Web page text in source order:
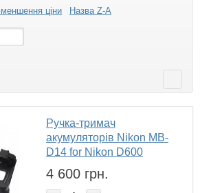
ціни Назва Z-A
Ручка-тримач
акумуляторів Nikon MB-
D14 for Nikon D600
4 600 грн.